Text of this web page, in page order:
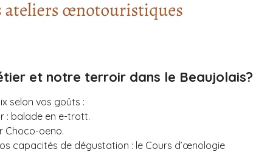
et notre terroir dans le Beaujolais?
selon vos goûts :
: balade en e-trott.
Choco-oeno.
capacités de dégustation : le Cours d’œnologie